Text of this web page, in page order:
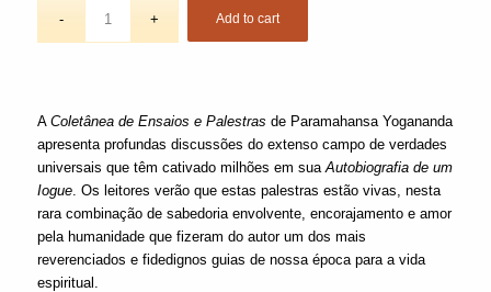
Add to cart
A Coletânea de Ensaios e Palestras de Paramahansa Yogananda
apresenta profundas discussões do extenso campo de verdades
universais que têm cativado milhões em sua Autobiografia de um
Iogue. Os leitores verão que estas palestras estão vivas, nesta
rara combinação de sabedoria envolvente, encorajamento e amor
pela humanidade que fizeram do autor um dos mais
reverenciados e fidedignos guias de nossa época para a vida
espiritual.